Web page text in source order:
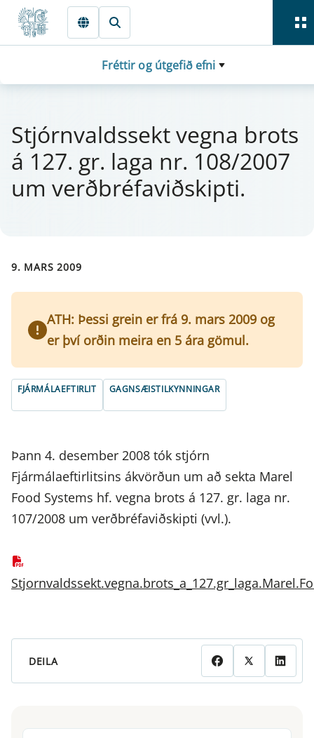
Fara beint í Meginmál
Fréttir og útgefið efni
Stjórn­vald­ssekt vegna brots
á 127. gr. laga nr. 108/2007
um verðbréfaviðskipti.
9. MARS 2009
ATH: Þessi grein er frá 9. mars 2009 og
er því orðin meira en 5 ára gömul.
FJÁRMÁLAEFTIRLIT GAGNSÆISTILKYNNINGAR
Þann 4. desember 2008 tók stjórn
Fjármálaeftirlitsins ákvörðun um að sekta Marel
Food Systems hf. vegna brots á 127. gr. laga nr.
107/2008 um verðbréfaviðskipti (vvl.).
DEILA